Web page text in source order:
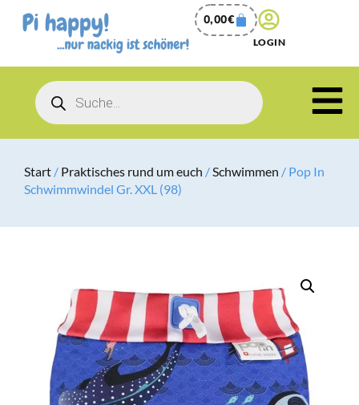
0,00€
LOGIN
Start / Praktisches rund um euch /Schwimmen / Pop In
Schwimmwindel Gr. XXL (98)